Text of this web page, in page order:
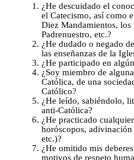
¿He descuidado el
el Catecismo, así como
Diez Mandamientos, los
Padrenuestro, etc.?
¿He dudado o negado
las enseñanzas de la
¿He participado en
¿Soy miembro de
Católica, de una
Católico?
¿He leído, sabiéndolo,
anti-Católica?
¿He practicado
horóscopos,
etc.)?
¿He omitido mis
motivos de respeto